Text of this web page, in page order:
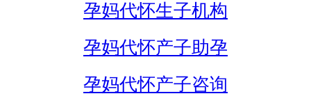
孕妈代怀生子机构
孕妈代怀产子助孕
孕妈代怀产子咨询